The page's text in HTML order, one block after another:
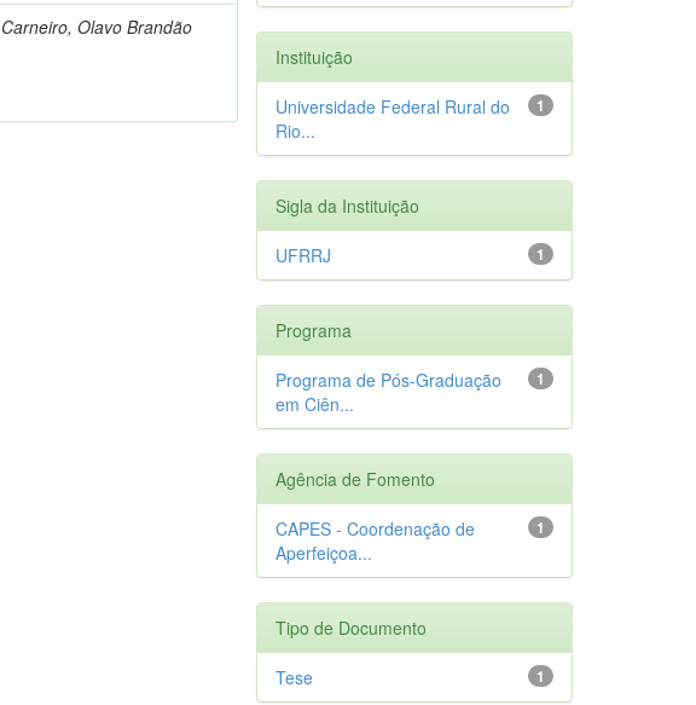
Carneiro, Olavo Brandão
Instituição
1
Universidade Federal Rural do
Rio...
Sigla da Instituição
1
UFRRJ
Programa
1
Programa de Pós-Graduação
em Ciên...
Agência de Fomento
1
CAPES - Coordenação de
Aperfeiçoa...
Tipo de Documento
1
Tese